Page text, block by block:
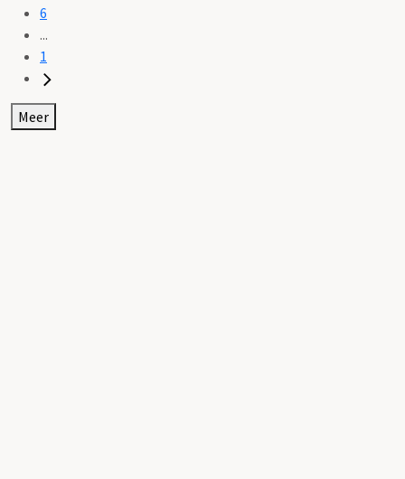
6
...
1
Meer